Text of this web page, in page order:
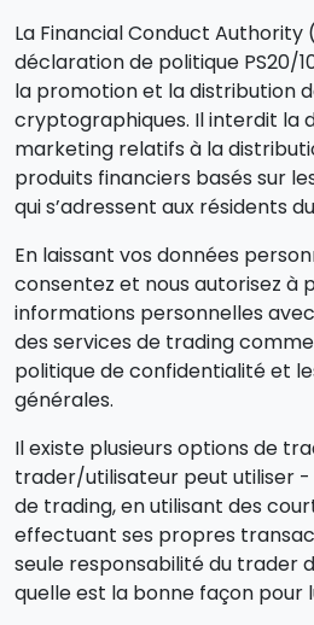
La Financial Conduct Authority
déclaration de politique PS20/
la promotion et la distribution
cryptographiques. Il interdit la
marketing relatifs à la
produits financiers basés sur
qui s’adressent aux résidents
En laissant vos données
consentez et nous autorisez à
informations personnelles
des services de trading
politique de confidentialité et
générales.
Il existe plusieurs options de
trader/utilisateur peut utiliser -
de trading, en utilisant des
effectuant ses propres
seule responsabilité du trader
quelle est la bonne façon pour